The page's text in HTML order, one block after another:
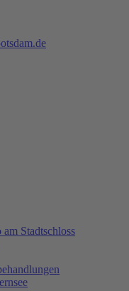
Stadtschloss